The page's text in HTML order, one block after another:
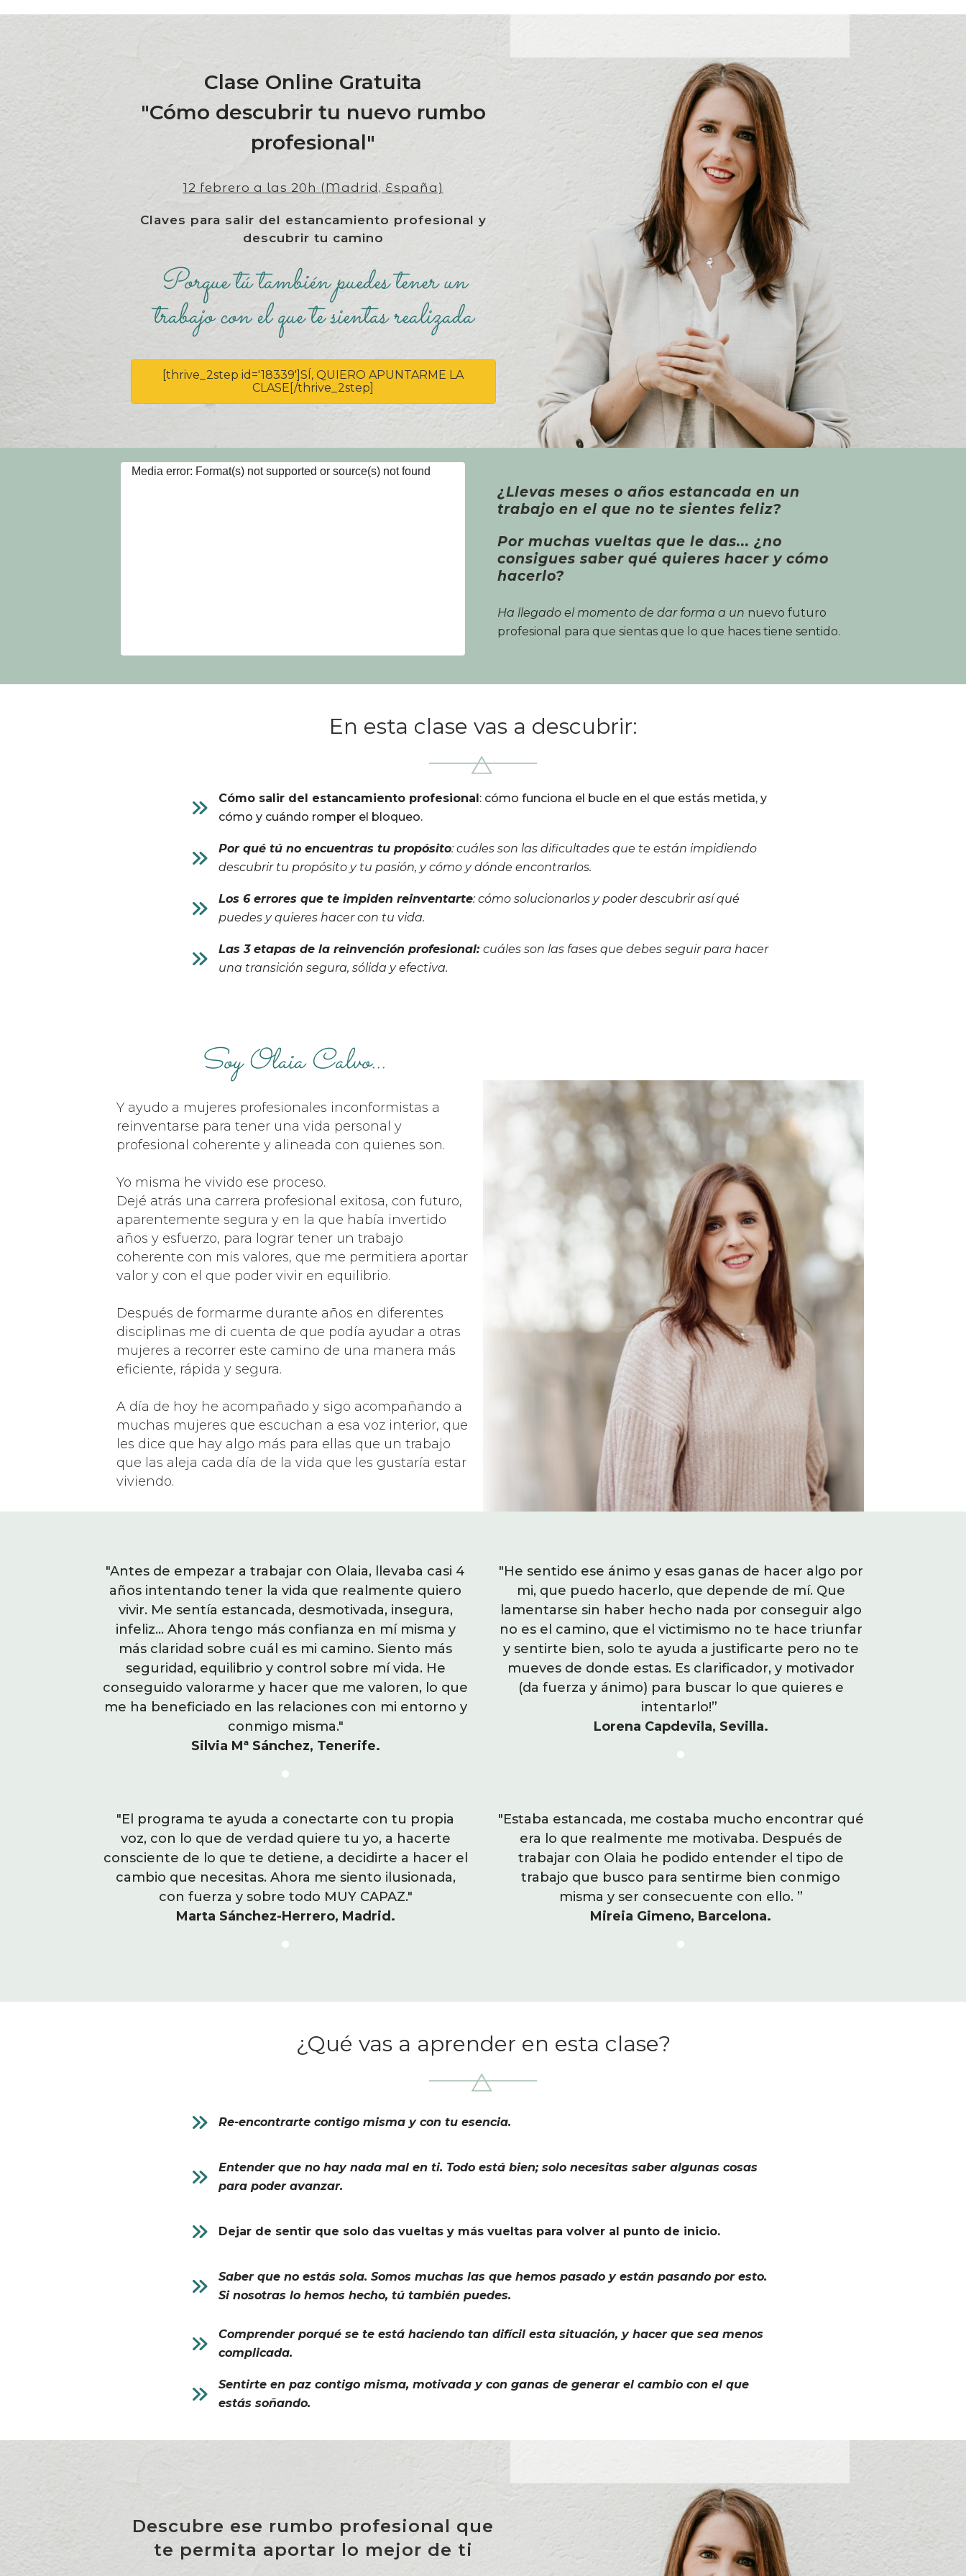
Clase Online Gratuita
"Cómo descubrir tu nuevo rumbo
profesional"
12 febrero a las 20h (Madrid, España)
Claves para salir del estancamiento profesional y
descubrir tu camino
Porque tú también puedes tener un
trabajo con el que te sientas realizada
[thrive_2step id='18339']SÍ, QUIERO APUNTARME LA
CLASE[/thrive_2step]
Reproductor
Media error: Format(s) not supported or source(s) not found
¿Llevas meses o años estancada en un
trabajo en el que no te sientes feliz?
Por muchas vueltas que le das... ¿no
consigues saber qué quieres hacer y cómo
hacerlo?
Ha llegado el momento de dar forma a un nuevo futuro
profesional para que sientas que lo que haces tiene sentido.
En esta clase vas a descubrir:
Cómo salir del estancamiento profesional : cómo funciona el bucle en el que estás metida, y
cómo y cuándo romper el bloqueo.
Por qué tú no encuentras tu propósito: cuáles son las dificultades que te están impidiendo
descubrir tu propósito y tu pasión, y cómo y dónde encontrarlos.
Los 6 errores que te impiden reinventarte: cómo solucionarlos y poder descubrir así qué
puedes y quieres hacer con tu vida.
Las 3 etapas de la reinvención profesional: cuáles son las fases que debes seguir para hacer
una transición segura, sólida y efectiva.
Soy Olaia Calvo...
Y ayudo a mujeres profesionales inconformistas a
reinventarse para tener una vida personal y
profesional coherente y alineada con quienes son.
Yo misma he vivido ese proceso.
Dejé atrás una carrera profesional exitosa, con futuro,
aparentemente segura y en la que había invertido
años y esfuerzo, para lograr tener un trabajo
coherente con mis valores, que me permitiera aportar
valor y con el que poder vivir en equilibrio.
Después de formarme durante años en diferentes
disciplinas me di cuenta de que podía ayudar a otras
mujeres a recorrer este camino de una manera más
eficiente, rápida y segura.
A día de hoy he acompañado y sigo acompañando a
muchas mujeres que escuchan a esa voz interior, que
les dice que hay algo más para ellas que un trabajo
que las aleja cada día de la vida que les gustaría estar
viviendo.
"Antes de empezar a trabajar con Olaia, llevaba casi 4
años intentando tener la vida que realmente quiero
vivir. Me sentía estancada, desmotivada, insegura,
infeliz... Ahora tengo más confianza en mí misma y
más claridad sobre cuál es mi camino. Siento más
seguridad, equilibrio y control sobre mí vida. He
conseguido valorarme y hacer que me valoren, lo que
me ha beneficiado en las relaciones con mi entorno y
conmigo misma."
Silvia Mª Sánchez, Tenerife.
"Antes de empezar a trabajar con Olaia, llevaba casi 4
años intentando tener la vida que realmente quiero
vivir. Me sentía estancada, desmotivada, insegura,
infeliz... Ahora tengo más confianza en mí misma y
más claridad sobre cuál es mi camino. Siento más
seguridad, equilibrio y control sobre mí vida. He
conseguido valorarme y hacer que me valoren, lo que
me ha beneficiado en las relaciones con mi entorno y
conmigo misma."
"He sentido ese ánimo y esas ganas de hacer algo por
mi, que puedo hacerlo, que depende de mí. Que
lamentarse sin haber hecho nada por conseguir algo
no es el camino, que el victimismo no te hace triunfar
y sentirte bien, solo te ayuda a justificarte pero no te
mueves de donde estas. Es clarificador, y motivador
(da fuerza y ánimo) para buscar lo que quieres e
intentarlo!”
Lorena Capdevila, Sevilla.
"He sentido ese ánimo y esas ganas de hacer algo por
mi, que puedo hacerlo, que depende de mí. Que
lamentarse sin haber hecho nada por conseguir algo
no es el camino, que el victimismo no te hace triunfar
y sentirte bien, solo te ayuda a justificarte pero no te
mueves de donde estas. Es clarificador, y motivador
(da fuerza y ánimo) para buscar lo que quieres e
intentarlo!”
Lorena Capdevila, Sevilla.
"El programa te ayuda a conectarte con tu propia
voz, con lo que de verdad quiere tu yo, a hacerte
consciente de lo que te detiene, a decidirte a hacer el
cambio que necesitas. Ahora me siento ilusionada,
con fuerza y sobre todo MUY CAPAZ."
Marta Sánchez-Herrero, Madrid.
"El programa te ayuda a conectarte con tu propia
voz, con lo que de verdad quiere tu yo, a hacerte
consciente de lo que te detiene, a decidirte a hacer el
cambio que necesitas. Ahora me siento ilusionada,
con fuerza y sobre todo MUY CAPAZ."
Marta Sánchez-Herrero, Madrid.
"Estaba estancada, me costaba mucho encontrar qué
era lo que realmente me motivaba. Después de
trabajar con Olaia he podido entender el tipo de
trabajo que busco para sentirme bien conmigo
misma y ser consecuente con ello. ”
Mireia Gimeno, Barcelona.
"Estaba estancada, me costaba mucho encontrar qué
era lo que realmente me motivaba. Después de
trabajar con Olaia he podido entender el tipo de
trabajo que busco para sentirme bien conmigo
misma y ser consecuente con ello. ”
Mireia Gimeno, Barcelona.
¿Qué vas a aprender en esta clase?
Re-encontrarte contigo misma y con tu esencia.
Entender que no hay nada mal en ti. Todo está bien; solo necesitas saber algunas cosas
para poder avanzar.
Dejar de sentir que solo das vueltas y más vueltas para volver al punto de inicio.
Saber que no estás sola. Somos muchas las que hemos pasado y están pasando por esto.
Si nosotras lo hemos hecho, tú también puedes.
Comprender porqué se te está haciendo tan difícil esta situación, y hacer que sea menos
complicada.
Sentirte en paz contigo misma, motivada y con ganas de generar el cambio con el que
estás soñando.
Descubre ese rumbo profesional que
te permita aportar lo mejor de ti